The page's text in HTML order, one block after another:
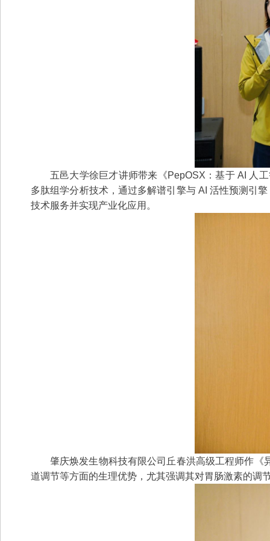
五邑大学徐巨才讲师带来《PepOSX：基于 AI 人
多肽组学分析技术，通过多解谱引擎与 AI 活性预测引
技术服务并实现产业化应用。
肇庆焕发生物科技有限公司丘春洪高级工程师作
道调节等方面的生理优势，尤其强调其对胃肠激素的调